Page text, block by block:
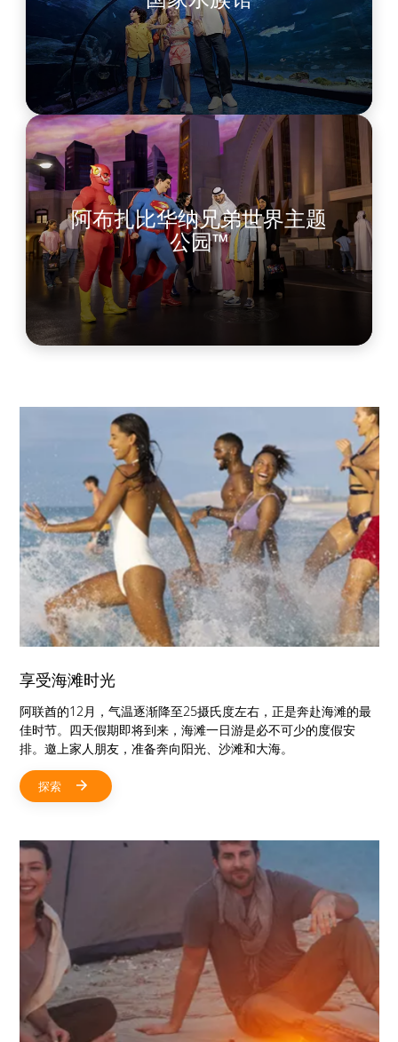
阿布扎比华纳兄弟世界主题
公园™
享受海滩时光
阿联酋的12月，气温逐渐降至25摄氏度左右，正是奔赴海滩的最
佳时节。四天假期即将到来，海滩一日游是必不可少的度假安
排。邀上家人朋友，准备奔向阳光、沙滩和大海。
探索